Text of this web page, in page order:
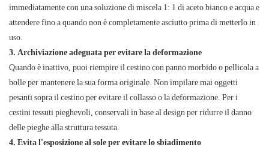
immediatamente con una soluzione di miscela 1: 1 di aceto bianco e acqua e
attendere fino a quando non è completamente asciutto prima di metterlo in
uso.
3. Archiviazione adeguata per evitare la deformazione
Quando è inattivo, puoi riempire il cestino con panno morbido o pellicola a
bolle per mantenere la sua forma originale. Non impilare mai oggetti
pesanti sopra il cestino per evitare il collasso o la deformazione. Per i
cestini tessuti pieghevoli, conservali in base al design per ridurre il danno
delle pieghe alla struttura tessuta.
4. Evita l'esposizione al sole per evitare lo sbiadimento